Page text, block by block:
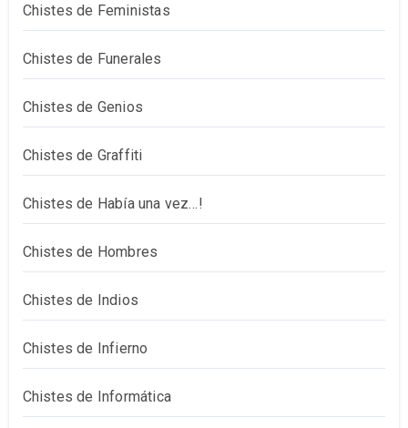
Chistes de Feministas
Chistes de Funerales
Chistes de Genios
Chistes de Graffiti
Chistes de Había una vez…!
Chistes de Hombres
Chistes de Indios
Chistes de Infierno
Chistes de Informática